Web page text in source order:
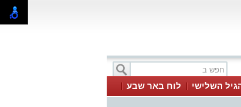
השלישי
לוח באר שבע